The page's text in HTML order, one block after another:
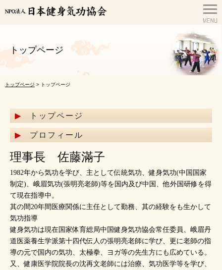
トップページ
トップページ > トップページ
トップページ
プロフィール
理事長 佐藤滿子
1982年から気功を学び、主として伝統気功、健身気功(中国国家
制定)、峨眉気功(張明亮老師)等を国内及び中国、他外国研修を得
て現在指導中。
其の間20年間医療関係に主任として勤務、其の経験をも生かして
気功指導
健身気功は現在国家体育総局中国健身気功協会常任委員、峨眉丹
道医薬養生学派第十四代伝人の張明亮老師に学び、更に老師の指
導の元で国内の気功、太極拳、ヨガ等の先生方にも広めている。
又、健康医学院院長の沈再文老師には治療、気功医学等を学び、